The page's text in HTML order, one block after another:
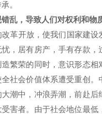
。
乱，导致人们对权利和物
革开放，使我们国家建设
，居有房产，手有存款
繁荣的同时，意识形态相
社会价值体系遭受重创
潮中，冲浪弄潮，前赴
害者。由于社会地位最